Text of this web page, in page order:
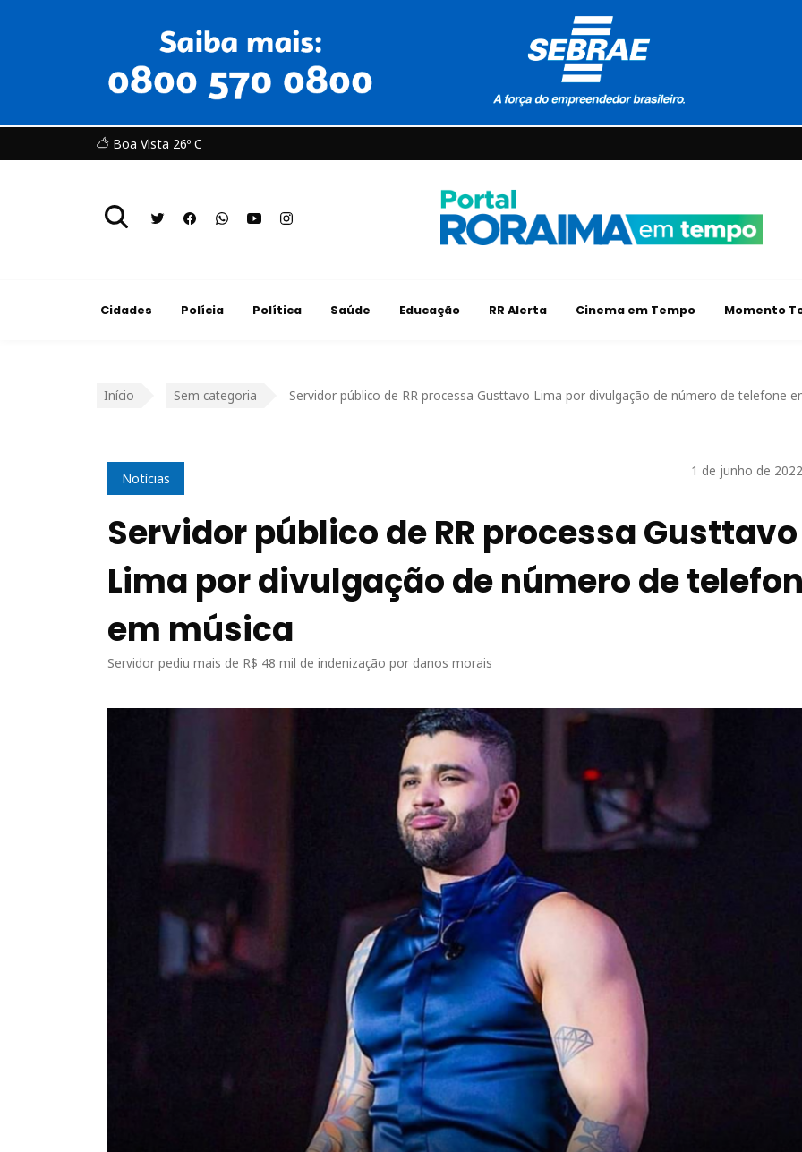
Boa Vista 26º C
Cidades Polícia Política Saúde Educação RR Alerta Cinema em Tempo Momento
Início Sem categoria Servidor público de RR processa Gusttavo Lima por divulgação de número de telefone
Notícias 1 de junho de
Servidor público de RR processa Gusttavo
Lima por divulgação de número de
em música
Servidor pediu mais de R$ 48 mil de indenização por danos morais